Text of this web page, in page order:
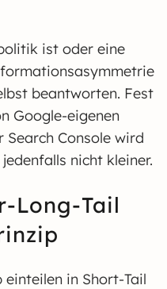
ist oder eine
beantworten. Fest
Google-eigenen
Search Console wird
nicht kleiner.
Long-Tail
in Short-Tail